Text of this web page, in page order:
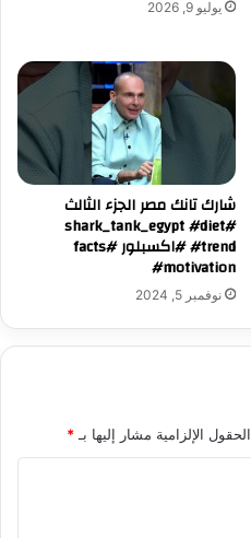
يوليو 9, 2026
شارك تانك مصر الجزء الثالث
#shark_tank_egypt #diet
#trend #اكسبلور #facts
#motivation
نوفمبر 5, 2024
الحقول الإلزامية مشار إليها بـ *